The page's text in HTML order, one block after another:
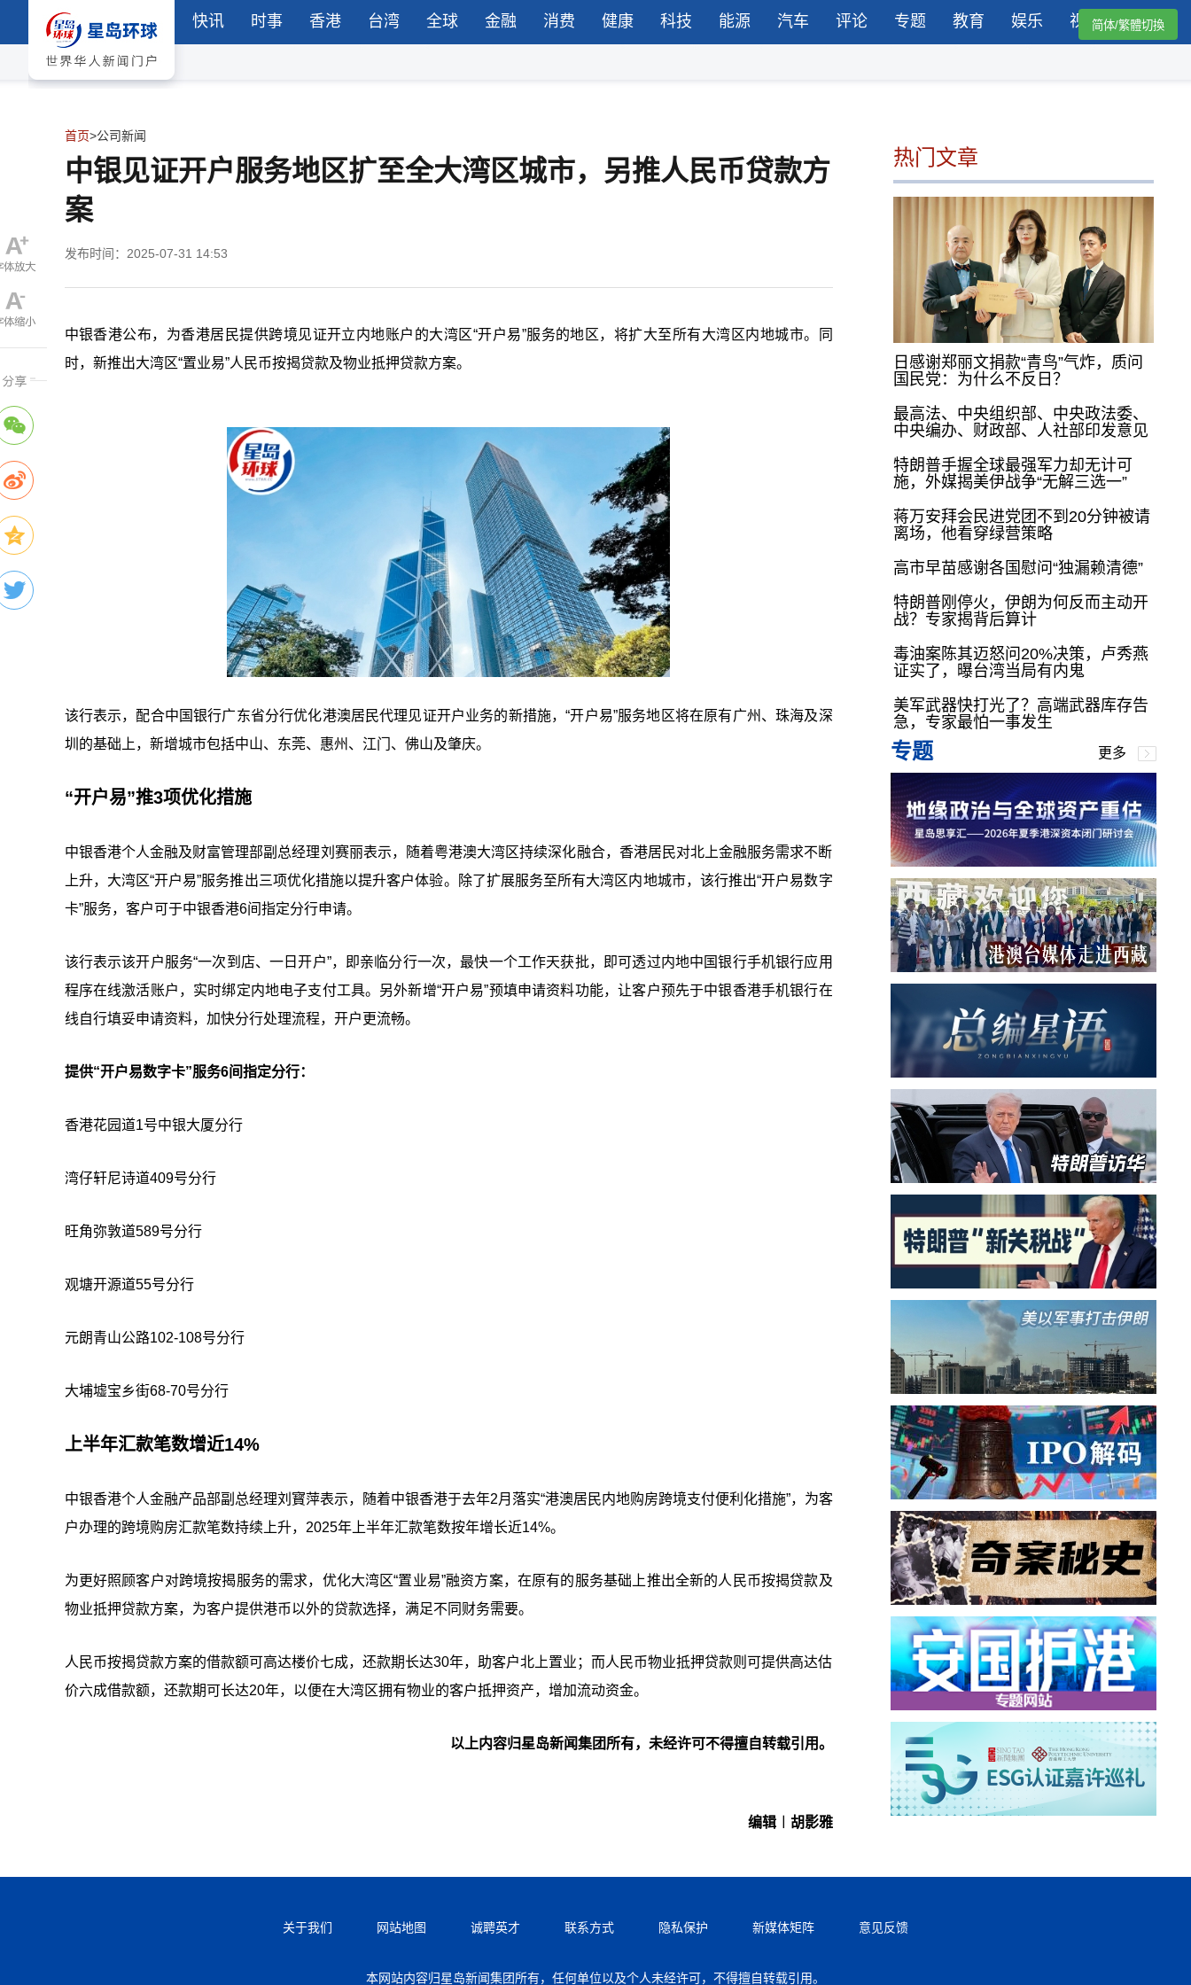
快讯 时事 香港 台湾 全球 金融 消费 健康 科技 能源 汽车 评论 专题 教育 娱乐 视频简体/繁體切換
首页>公司新闻
中银见证开户服务地区扩至全大湾区城市，另推人民币贷款方
案
发布时间：2025-07-31 14:53
中银香港公布，为香港居民提供跨境见证开立内地账户的大湾区“开户易”服务的地区，将扩大至所有大湾区内地城市。同
时，新推出大湾区“置业易”人民币按揭贷款及物业抵押贷款方案。
该行表示，配合中国银行广东省分行优化港澳居民代理见证开户业务的新措施，“开户易”服务地区将在原有广州、珠海及深
圳的基础上，新增城市包括中山、东莞、惠州、江门、佛山及肇庆。
“开户易”推3项优化措施
中银香港个人金融及财富管理部副总经理刘赛丽表示，随着粤港澳大湾区持续深化融合，香港居民对北上金融服务需求不断
上升，大湾区“开户易”服务推出三项优化措施以提升客户体验。除了扩展服务至所有大湾区内地城市，该行推出“开户易数字
卡”服务，客户可于中银香港6间指定分行申请。
该行表示该开户服务“一次到店、一日开户”，即亲临分行一次，最快一个工作天获批，即可透过内地中国银行手机银行应用
程序在线激活账户，实时绑定内地电子支付工具。另外新增“开户易”预填申请资料功能，让客户预先于中银香港手机银行在
线自行填妥申请资料，加快分行处理流程，开户更流畅。
提供“开户易数字卡”服务6间指定分行：
香港花园道1号中银大厦分行
湾仔轩尼诗道409号分行
旺角弥敦道589号分行
观塘开源道55号分行
元朗青山公路102-108号分行
大埔墟宝乡街68-70号分行
上半年汇款笔数增近14%
中银香港个人金融产品部副总经理刘寳萍表示，随着中银香港于去年2月落实“港澳居民内地购房跨境支付便利化措施”，为客
户办理的跨境购房汇款笔数持续上升，2025年上半年汇款笔数按年增长近14%。
为更好照顾客户对跨境按揭服务的需求，优化大湾区“置业易”融资方案，在原有的服务基础上推出全新的人民币按揭贷款及
物业抵押贷款方案，为客户提供港币以外的贷款选择，满足不同财务需要。
人民币按揭贷款方案的借款额可高达楼价七成，还款期长达30年，助客户北上置业；而人民币物业抵押贷款则可提供高达估
价六成借款额，还款期可长达20年，以便在大湾区拥有物业的客户抵押资产，增加流动资金。
以上内容归星岛新闻集团所有，未经许可不得擅自转载引用。
编辑︱胡影雅
热门文章
日感谢郑丽文捐款“青鸟”气炸，质问
国民党：为什么不反日？
最高法、中央组织部、中央政法委、
中央编办、财政部、人社部印发意见
特朗普手握全球最强军力却无计可
施，外媒揭美伊战争“无解三选一”
蒋万安拜会民进党团不到20分钟被请
离场，他看穿绿营策略
高市早苗感谢各国慰问“独漏赖清德”
特朗普刚停火，伊朗为何反而主动开
战？专家揭背后算计
毒油案陈其迈怒问20%决策，卢秀燕
证实了，曝台湾当局有内鬼
美军武器快打光了？高端武器库存告
急，专家最怕一事发生
专题 更多
关于我们 网站地图 诚聘英才 联系方式 隐私保护 新媒体矩阵 意见反馈
本网站内容归星岛新闻集团所有，任何单位以及个人未经许可，不得擅自转载引用。